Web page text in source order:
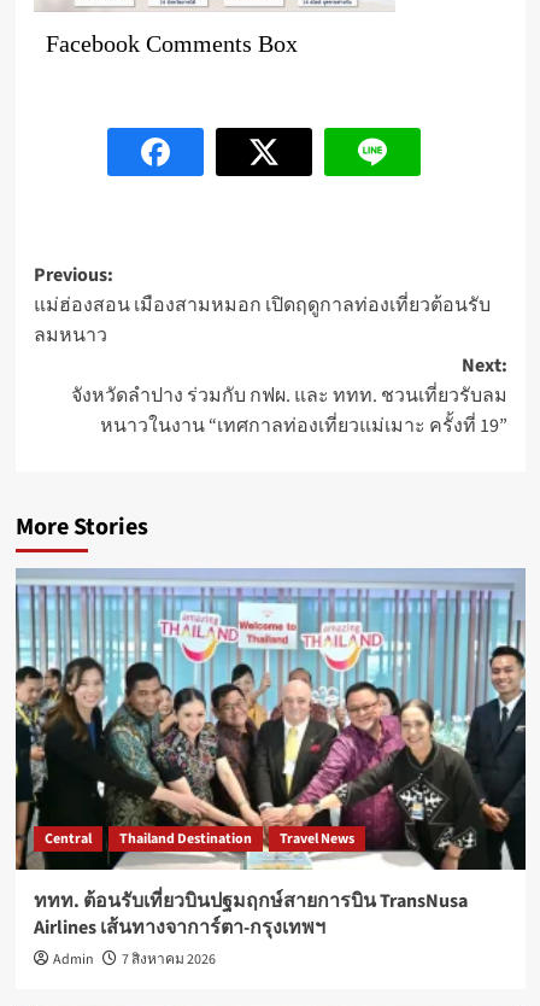
Facebook Comments Box
Post
navigation
Previous:
แม่ฮ่องสอน เมืองสามหมอก เปิดฤดูกาลท่องเที่ยวต้อนรับ
ลมหนาว
Next:
จังหวัดลำปาง ร่วมกับ กฟผ. และ ททท. ชวนเที่ยวรับลม
หนาวในงาน “เทศกาลท่องเที่ยวแม่เมาะ ครั้งที่ 19”
More Stories
Central Thailand Destination Travel News
ททท. ต้อนรับเที่ยวบินปฐมฤกษ์สายการบิน TransNusa
Airlines เส้นทางจาการ์ตา-กรุงเทพฯ
Admin 7 สิงหาคม 2026